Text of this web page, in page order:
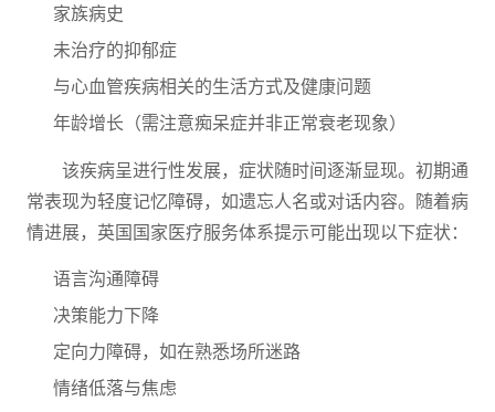
家族病史
未治疗的抑郁症
与心血管疾病相关的生活方式及健康问题
年龄增长（需注意痴呆症并非正常衰老现象）
该疾病呈进行性发展，症状随时间逐渐显现。初期通
常表现为轻度记忆障碍，如遗忘人名或对话内容。随着病
情进展，英国国家医疗服务体系提示可能出现以下症状：
语言沟通障碍
决策能力下降
定向力障碍，如在熟悉场所迷路
情绪低落与焦虑